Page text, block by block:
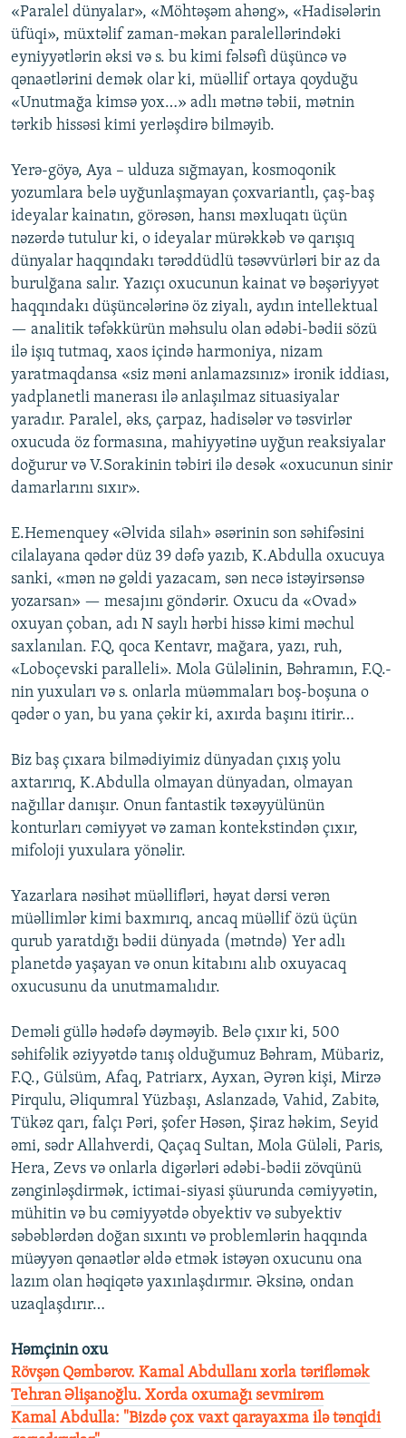
«Paralel dünyalar», «Möhtəşəm ahəng», «Hadisələrin
üfüqi», müxtəlif zaman-məkan paralellərindəki
eyniyyətlərin əksi və s. bu kimi fəlsəfi düşüncə və
qənaətlərini demək olar ki, müəllif ortaya qoyduğu
«Unutmağa kimsə yox…» adlı mətnə təbii, mətnin
tərkib hissəsi kimi yerləşdirə bilməyib.
Yerə-göyə, Aya – ulduza sığmayan, kosmoqonik
yozumlara belə uyğunlaşmayan çoxvariantlı, çaş-baş
ideyalar kainatın, görəsən, hansı məxluqatı üçün
nəzərdə tutulur ki, o ideyalar mürəkkəb və qarışıq
dünyalar haqqındakı tərəddüdlü təsəvvürləri bir az da
burulğana salır. Yazıçı oxucunun kainat və bəşəriyyət
haqqındakı düşüncələrinə öz ziyalı, aydın intellektual
— analitik təfəkkürün məhsulu olan ədəbi-bədii sözü
ilə işıq tutmaq, xaos içində harmoniya, nizam
yaratmaqdansa «siz məni anlamazsınız» ironik iddiası,
yadplanetli manerası ilə anlaşılmaz situasiyalar
yaradır. Paralel, əks, çarpaz, hadisələr və təsvirlər
oxucuda öz formasına, mahiyyətinə uyğun reaksiyalar
doğurur və V.Sorakinin təbiri ilə desək «oxucunun sinir
damarlarını sıxır».
E.Hemenquey «Əlvida silah» əsərinin son səhifəsini
cilalayana qədər düz 39 dəfə yazıb, K.Abdulla oxucuya
sanki, «mən nə gəldi yazacam, sən necə istəyirsənsə
yozarsan» — mesajını göndərir. Oxucu da «Ovad»
oxuyan çoban, adı N saylı hərbi hissə kimi məchul
saxlanılan. F.Q, qoca Kentavr, mağara, yazı, ruh,
«Loboçevski paralleli». Mola Güləlinin, Bəhramın, F.Q.-
nin yuxuları və s. onlarla müəmmaları boş-boşuna o
qədər o yan, bu yana çəkir ki, axırda başını itirir…
Biz baş çıxara bilmədiyimiz dünyadan çıxış yolu
axtarırıq, K.Abdulla olmayan dünyadan, olmayan
nağıllar danışır. Onun fantastik təxəyyülünün
konturları cəmiyyət və zaman kontekstindən çıxır,
mifoloji yuxulara yönəlir.
Yazarlara nəsihət müəllifləri, həyat dərsi verən
müəllimlər kimi baxmırıq, ancaq müəllif özü üçün
qurub yaratdığı bədii dünyada (mətndə) Yer adlı
planetdə yaşayan və onun kitabını alıb oxuyacaq
oxucusunu da unutmamalıdır.
Deməli güllə hədəfə dəyməyib. Belə çıxır ki, 500
səhifəlik əziyyətdə tanış olduğumuz Bəhram, Mübariz,
F.Q., Gülsüm, Afaq, Patriarx, Ayxan, Əyrən kişi, Mirzə
Pirqulu, Əliqumral Yüzbaşı, Aslanzadə, Vahid, Zabitə,
Tükəz qarı, falçı Pəri, şofer Həsən, Şiraz həkim, Seyid
əmi, sədr Allahverdi, Qaçaq Sultan, Mola Güləli, Paris,
Hera, Zevs və onlarla digərləri ədəbi-bədii zövqünü
zənginləşdirmək, ictimai-siyasi şüurunda cəmiyyətin,
mühitin və bu cəmiyyətdə obyektiv və subyektiv
səbəblərdən doğan sıxıntı və problemlərin haqqında
müəyyən qənaətlər əldə etmək istəyən oxucunu ona
lazım olan həqiqətə yaxınlaşdırmır. Əksinə, ondan
uzaqlaşdırır…
Həmçinin oxu
Rövşən Qəmbərov. Kamal Abdullanı xorla tərifləmək
Tehran Əlişanoğlu. Xorda oxumağı sevmirəm
Kamal Abdulla: "Bizdə çox vaxt qarayaxma ilə tənqidi